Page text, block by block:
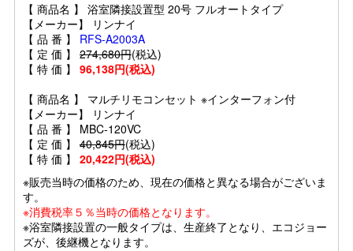
【 商品名 】 浴室隣接設置型 20号 フルオートタイプ
【メーカー】 リンナイ
【 品 番 】 RFS-A2003A
【 定 価 】 274,680円(税込)
【 特 価 】 96,138円(税込)
【 商品名 】 マルチリモコンセット ※インターフォン付
【メーカー】 リンナイ
【 品 番 】 MBC-120VC
【 定 価 】 40,845円(税込)
【 特 価 】 20,422円(税込)
※販売当時の価格のため、現在の価格と異なる場合がございま
す。
※消費税率５％当時の価格となります。
※浴室隣接設置の一般タイプは、生産終了となり、エコジョー
ズが、後継機となります。